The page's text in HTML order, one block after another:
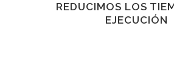
REDUCIMOS LOS
EJECUCIÓN